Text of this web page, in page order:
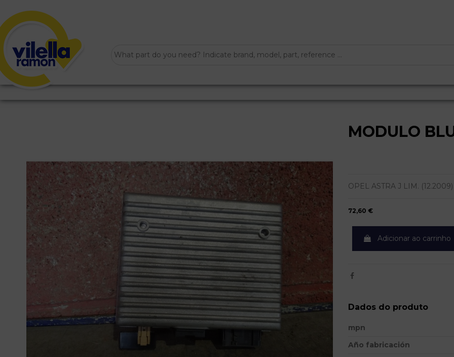
MODULO
OPEL ASTRA J LIM. (12.2009)
72,60 €
Adicionar ao carrinho
Dados do produto
mpn
Año fabricación